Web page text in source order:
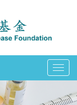
T
o
g